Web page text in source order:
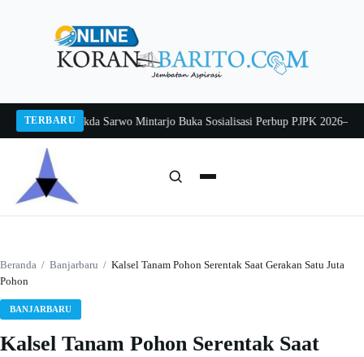
TERBARU
2026Pj Sekda Sarwo Mintarjo Buka Sosialisasi Perbup PJPK 2026–2030
Beranda / Banjarbaru / Kalsel Tanam Pohon Serentak Saat Gerakan Satu Juta
Pohon
BANJARBARU
Kalsel Tanam Pohon Serentak Saat